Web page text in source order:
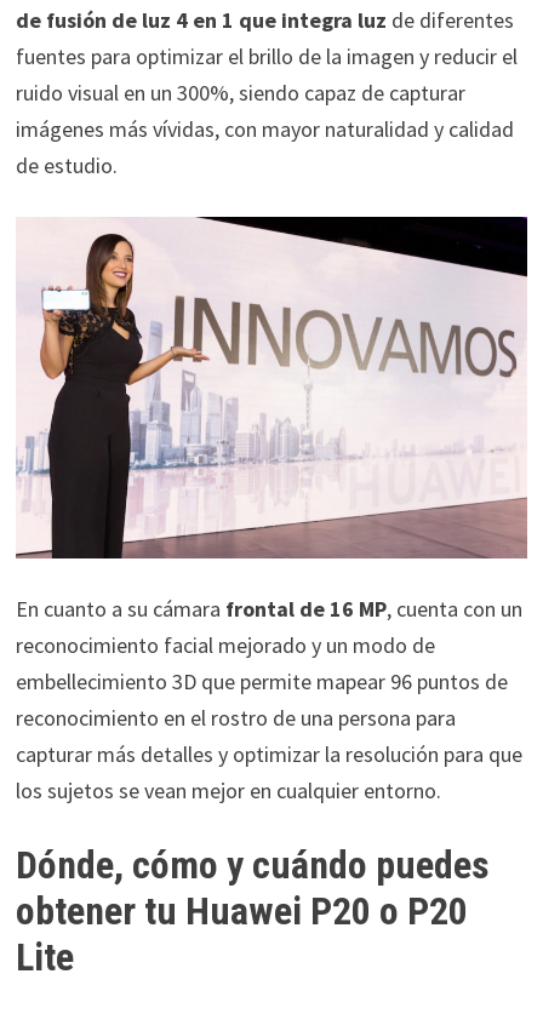
de fusión de luz 4 en 1 que integra luz de diferentes
fuentes para optimizar el brillo de la imagen y reducir el
ruido visual en un 300%, siendo capaz de capturar
imágenes más vívidas, con mayor naturalidad y calidad
de estudio.
En cuanto a su cámara frontal de 16 MP, cuenta con un
reconocimiento facial mejorado y un modo de
embellecimiento 3D que permite mapear 96 puntos de
reconocimiento en el rostro de una persona para
capturar más detalles y optimizar la resolución para que
los sujetos se vean mejor en cualquier entorno.
Dónde, cómo y cuándo puedes
obtener tu Huawei P20 o P20
Lite